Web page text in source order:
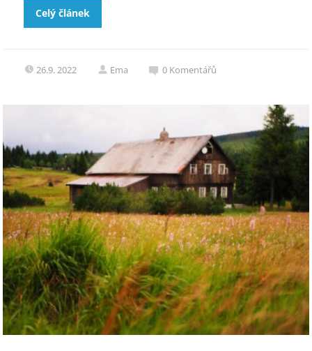
Celý článek
26.9. 2022 Ema 0 Komentářů